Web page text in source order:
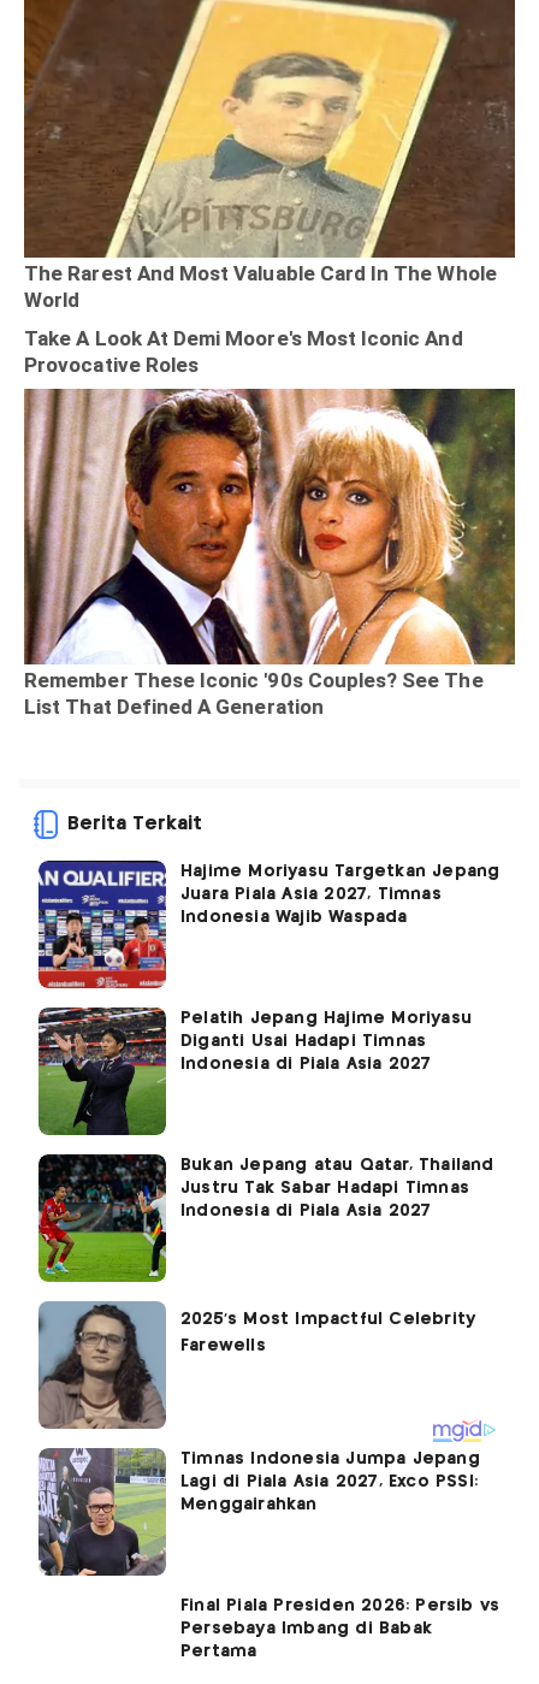
Berita Terkait
Hajime Moriyasu Targetkan Jepang
Juara Piala Asia 2027, Timnas
Indonesia Wajib Waspada
Pelatih Jepang Hajime Moriyasu
Diganti Usai Hadapi Timnas
Indonesia di Piala Asia 2027
Bukan Jepang atau Qatar, Thailand
Justru Tak Sabar Hadapi Timnas
Indonesia di Piala Asia 2027
Timnas Indonesia Jumpa Jepang
Lagi di Piala Asia 2027, Exco PSSI:
Menggairahkan
Final Piala Presiden 2026: Persib vs
Persebaya Imbang di Babak
Pertama